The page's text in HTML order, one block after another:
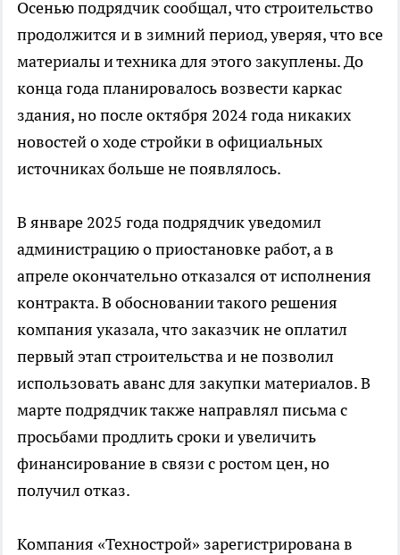
Осенью подрядчик сообщал, что строительство
продолжится и в зимний период, уверяя, что все
материалы и техника для этого закуплены. До
конца года планировалось возвести каркас
здания, но после октября 2024 года никаких
новостей о ходе стройки в официальных
источниках больше не появлялось.
В январе 2025 года подрядчик уведомил
администрацию о приостановке работ, а в
апреле окончательно отказался от исполнения
контракта. В обосновании такого решения
компания указала, что заказчик не оплатил
первый этап строительства и не позволил
использовать аванс для закупки материалов. В
марте подрядчик также направлял письма с
просьбами продлить сроки и увеличить
финансирование в связи с ростом цен, но
получил отказ.
Компания «Технострой» зарегистрирована в